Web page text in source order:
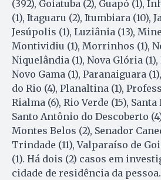
(392), Goiatuba (2), Guapó (1),
(1), Itaguaru (2), Itumbiara (10),
Jesúpolis (1), Luziânia (13),
Montividiu (1), Morrinhos (1),
Niquelândia (1), Nova Glória (1),
Novo Gama (1), Paranaiguara
do Rio (4), Planaltina (1),
Rialma (6), Rio Verde (15),
Santo Antônio do Descoberto
Montes Belos (2), Senador
Trindade (11), Valparaíso de
(1). Há dois (2) casos em
cidade de residência da pessoa.